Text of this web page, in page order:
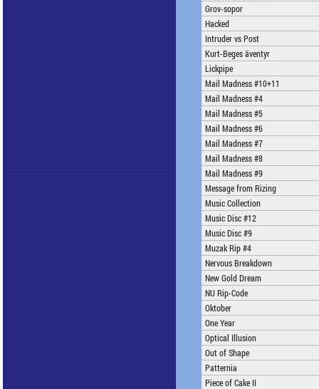
Grov-sopor
Hacked
Intruder vs Post
Kurt-Beges äventyr
Lickpipe
Mail Madness #10+11
Mail Madness #4
Mail Madness #5
Mail Madness #6
Mail Madness #7
Mail Madness #8
Mail Madness #9
Message from Rizing
Music Collection
Music Disc #12
Music Disc #9
Muzak Rip #4
Nervous Breakdown
New Gold Dream
NU Rip-Code
Oktober
One Year
Optical Illusion
Out of Shape
Patternia
Piece of Cake II